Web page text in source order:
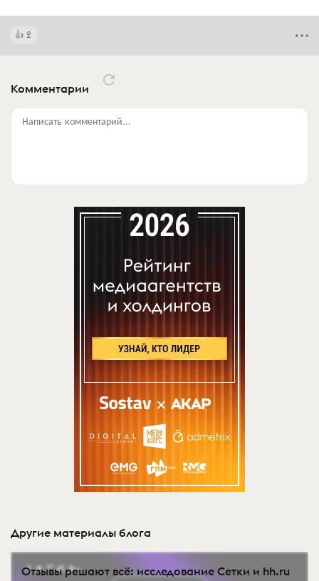
2
Комментарии
Написать комментарий...
Другие материалы блога
Отзывы решают всё: исследование Сетки и hh.ru